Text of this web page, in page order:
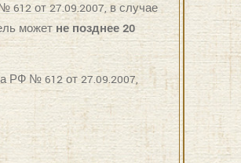
от 27.09.2007, в случае
может не позднее 20
РФ № 612 от 27.09.2007,